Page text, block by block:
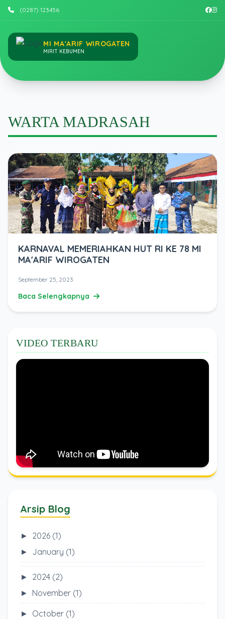
(0287) 123456
MI MA'ARIF WIROGATEN
MIRIT KEBUMEN
WARTA MADRASAH
KARNAVAL MEMERIAHKAN HUT RI KE 78 MI
MA'ARIF WIROGATEN
September 25, 2023
Baca Selengkapnya
VIDEO TERBARU
Arsip Blog
► 2026 (1)
► January (1)
► 2024 (2)
► November (1)
► October (1)